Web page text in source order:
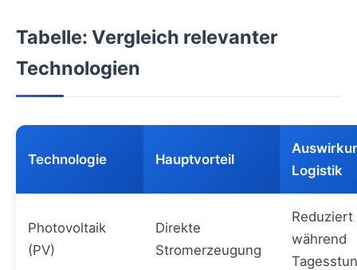
Tabelle: Vergleich relevanter
Technologien
Technologie Hauptvorteil
Logistik
Photovoltaik
(PV)
Direkte
Stromerzeugung
während